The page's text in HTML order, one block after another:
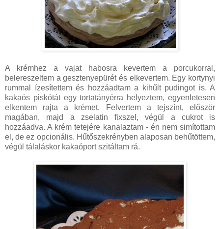
A krémhez a vajat habosra kevertem a porcukorral,
belereszeltem a gesztenyepürét és elkevertem. Egy kortynyi
rummal ízesítettem és hozzáadtam a kihűlt pudingot is. A
kakaós piskótát egy tortatányérra helyeztem, egyenletesen
elkentem rajta a krémet. Felvertem a tejszínt, először
magában, majd a zselatin fixszel, végül a cukrot is
hozzáadva. A krém tetejére kanalaztam - én nem simítottam
el, de ez opcionális. Hűtőszekrényben alaposan behűtöttem,
végül tálaláskor kakaóport szitáltam rá.